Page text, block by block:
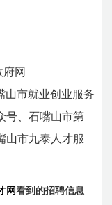
网
山市就业创业服务
号、石嘴山市第
山市九泰人才服
网看到的招聘信息